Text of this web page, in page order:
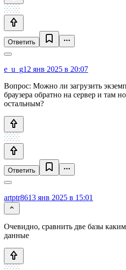
Ответить
e_u_g12 янв 2025 в 20:07
Вопрос: Можно ли загрузить
браузера обратно на сервер и там
остальным?
Ответить
artptr8613 янв 2025 в 15:01
Очевидно, сравнить две базы
данные